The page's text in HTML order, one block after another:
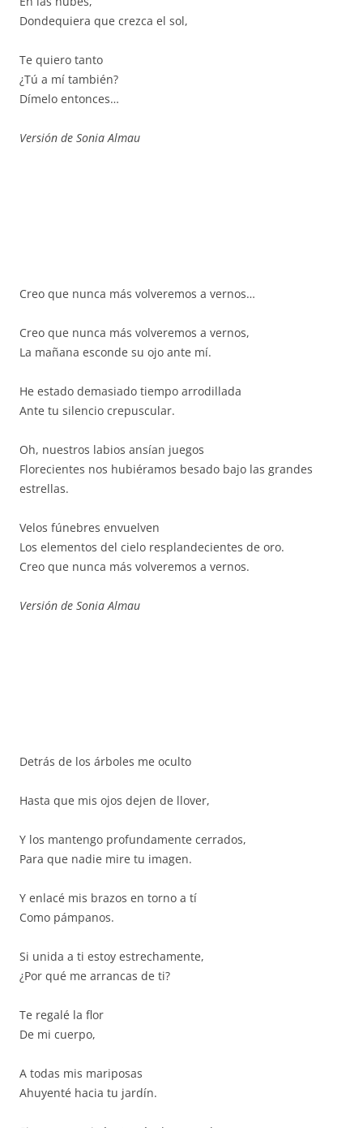
Dondequiera que crezca el sol,
Te quiero tanto
¿Tú a mí también?
Dímelo entonces…
Versión de Sonia Almau
Creo que nunca más volveremos a vernos…
Creo que nunca más volveremos a vernos,
La mañana esconde su ojo ante mí.
He estado demasiado tiempo arrodillada
Ante tu silencio crepuscular.
Oh, nuestros labios ansían juegos
Florecientes nos hubiéramos besado bajo las grandes
estrellas.
Velos fúnebres envuelven
Los elementos del cielo resplandecientes de oro.
Creo que nunca más volveremos a vernos.
Versión de Sonia Almau
Detrás de los árboles me oculto
Hasta que mis ojos dejen de llover,
Y los mantengo profundamente cerrados,
Para que nadie mire tu imagen.
Y enlacé mis brazos en torno a tí
Como pámpanos.
Si unida a ti estoy estrechamente,
¿Por qué me arrancas de ti?
Te regalé la flor
De mi cuerpo,
A todas mis mariposas
Ahuyenté hacia tu jardín.